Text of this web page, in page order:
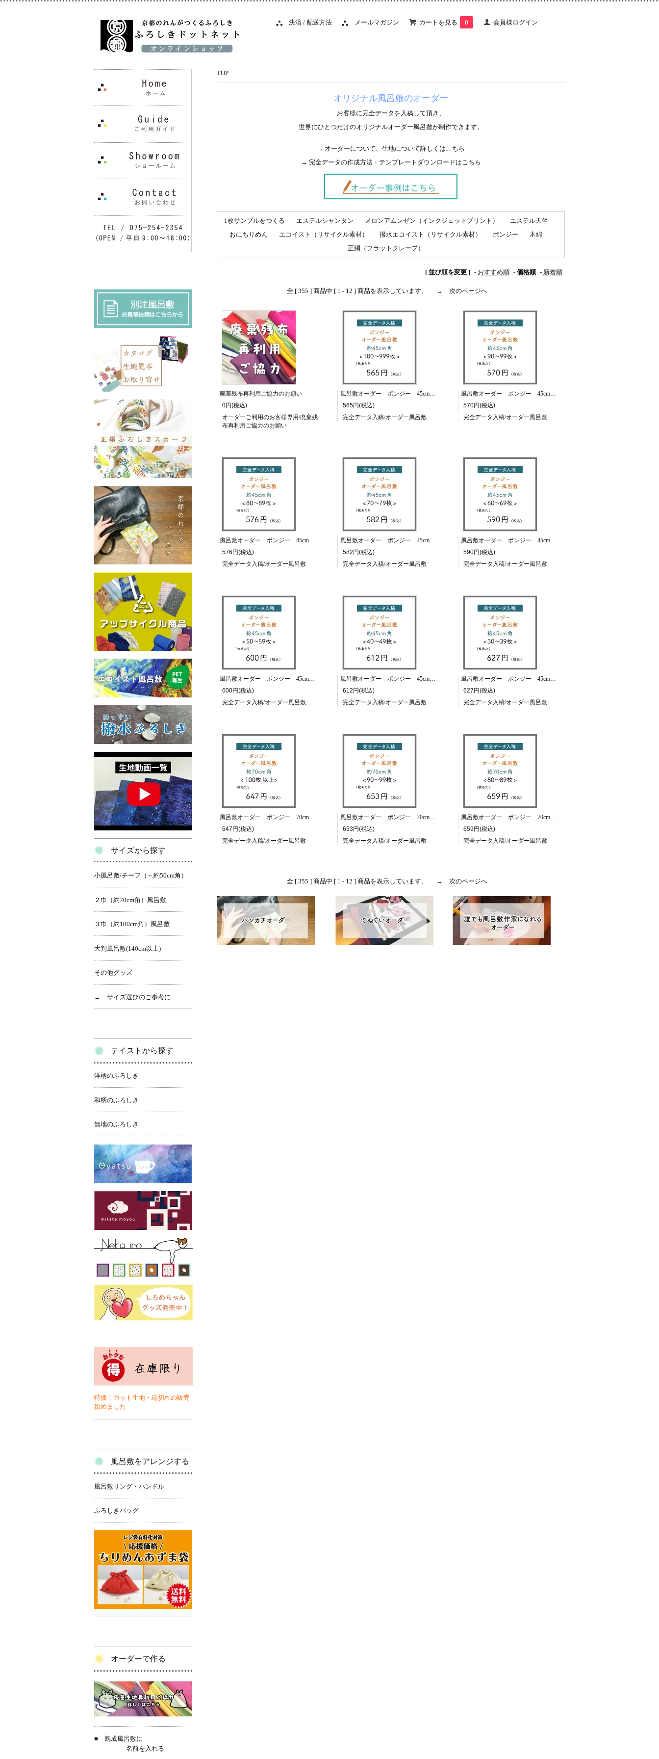
決済 / 配送方法 メールマガジン カートを見る 0 会員様ログイン
TOP
オリジナル風呂敷のオーダー
お客様に完全データを入稿して頂き、
世界にひとつだけのオリジナルオーダー風呂敷が制作できます。
→ オーダーについて、生地について詳しくはこちら
→ 完全データの作成方法・テンプレートダウンロードはこちら
1枚サンプルをつくる エステルシャンタン メロンアムンゼン（インクジェットプリント）
エステル天竺
おにちりめん
エコイスト（リサイクル素材） 撥水エコイスト（リサイクル素材） ポンジー
木綿
正絹（フラットクレープ）
[ 並び順を変更 ] - おすすめ順 - 価格順 - 新着順
全 [ 355 ] 商品中 [ 1 - 12 ] 商品を表示しています。 → 次のページへ
廃棄残布再利用ご協力のお願い
0円(税込)
オーダーご利用のお客様専用/廃棄残
布再利用ご協力のお願い
風呂敷オーダー ポンジー 45cm角/100～999枚
565円(税込)
完全データ入稿/オーダー風呂敷
風呂敷オーダー ポンジー 45cm角/90～99枚
570円(税込)
完全データ入稿/オーダー風呂敷
風呂敷オーダー ポンジー 45cm角/80～89枚
576円(税込)
完全データ入稿/オーダー風呂敷
風呂敷オーダー ポンジー 45cm角/70～79枚
582円(税込)
完全データ入稿/オーダー風呂敷
風呂敷オーダー ポンジー 45cm角/60～69枚
590円(税込)
完全データ入稿/オーダー風呂敷
風呂敷オーダー ポンジー 45cm角/50～59枚
600円(税込)
完全データ入稿/オーダー風呂敷
風呂敷オーダー ポンジー 45cm角/40～49枚
612円(税込)
完全データ入稿/オーダー風呂敷
風呂敷オーダー ポンジー 45cm角/30～39枚
627円(税込)
完全データ入稿/オーダー風呂敷
風呂敷オーダー ポンジー 70cm角/100～999枚
647円(税込)
完全データ入稿/オーダー風呂敷
風呂敷オーダー ポンジー 70cm角/90～99枚
653円(税込)
完全データ入稿/オーダー風呂敷
風呂敷オーダー ポンジー 70cm角/80～89枚
659円(税込)
完全データ入稿/オーダー風呂敷
全 [ 355 ] 商品中 [ 1 - 12 ] 商品を表示しています。 → 次のページへ
サイズから探す
小風呂敷/チーフ（～約50cm角）
２巾（約70cm角）風呂敷
３巾（約100cm角）風呂敷
大判風呂敷(140cm以上)
その他グッズ
→ サイズ選びのご参考に
テイストから探す
洋柄のふろしき
和柄のふろしき
無地のふろしき
特価！カット生地・端切れの販売
始めました
風呂敷をアレンジする
風呂敷リング・ハンドル
ふろしきバッグ
オーダーで作る
■ 既成風呂敷に
名前を入れる